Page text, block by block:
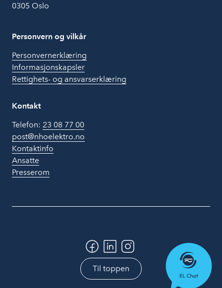
0305 Oslo
Personvern og vilkår
Personvernerklæring
Informasjonskapsler
Rettighets- og ansvarserklæring
Kontakt
Telefon: 23 08 77 00
post@nhoelektro.no
Kontaktinfo
Ansatte
Presserom
Til toppen